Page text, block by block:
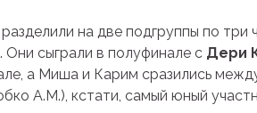
на две подгруппы по
. Они сыграли в полуфинале с Дери
а Миша и Карим сразились
А.М.), кстати, самый юный